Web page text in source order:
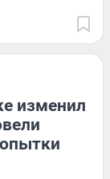
изменил